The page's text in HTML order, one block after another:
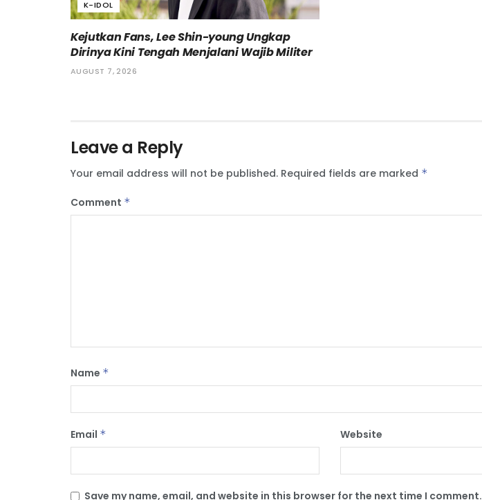
K-IDOL
Kejutkan Fans, Lee Shin-young Ungkap
Dirinya Kini Tengah Menjalani Wajib Militer
AUGUST 7, 2026
Leave a Reply
Your email address will not be published. Required fields are marked *
Comment *
Name *
Email * Website
Save my name, email, and website in this browser for the next time I comment.